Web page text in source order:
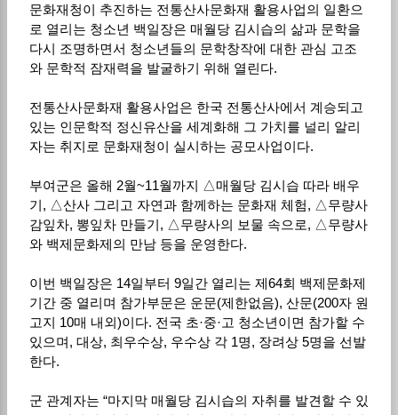
문화재청이 추진하는 전통산사문화재 활용사업의 일환으
로 열리는 청소년 백일장은 매월당 김시습의 삶과 문학을
다시 조명하면서 청소년들의 문학창작에 대한 관심 고조
와 문학적 잠재력을 발굴하기 위해 열린다.
전통산사문화재 활용사업은 한국 전통산사에서 계승되고
있는 인문학적 정신유산을 세계화해 그 가치를 널리 알리
자는 취지로 문화재청이 실시하는 공모사업이다.
부여군은 올해 2월~11월까지 △매월당 김시습 따라 배우
기, △산사 그리고 자연과 함께하는 문화재 체험, △무량사
감잎차, 뽕잎차 만들기, △무량사의 보물 속으로, △무량사
와 백제문화제의 만남 등을 운영한다.
이번 백일장은 14일부터 9일간 열리는 제64회 백제문화제
기간 중 열리며 참가부문은 운문(제한없음), 산문(200자 원
고지 10매 내외)이다. 전국 초·중·고 청소년이면 참가할 수
있으며, 대상, 최우수상, 우수상 각 1명, 장려상 5명을 선발
한다.
군 관계자는 “마지막 매월당 김시습의 자취를 발견할 수 있